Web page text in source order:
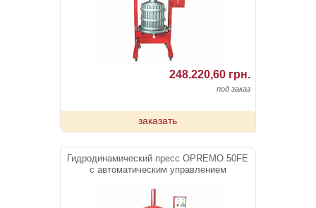
248.220,60 грн.
под заказ
заказать
Гидродинамический пресс OPREMO 50FE
c автоматическим управлением